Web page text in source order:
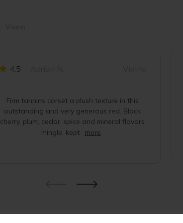
Vivino
4.5
Firm tannins corset a plush texture in this
outstanding and very generous red. Black
cherry, plum, cedar, spice and mineral flavors
mingle, kept
more